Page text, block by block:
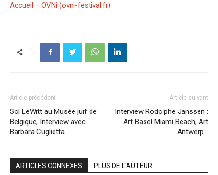
Accueil – OVNi (ovni-festival.fr)
Article précédent
Sol LeWitt au Musée juif de
Belgique, Interview avec
Barbara Cuglietta
Article suivant
Interview Rodolphe Janssen :
Art Basel Miami Beach, Art
Antwerp…
ARTICLES CONNEXES PLUS DE L'AUTEUR